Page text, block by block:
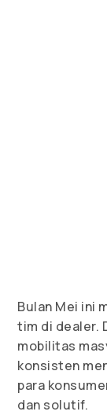
Bulan Mei ini
tim di dealer.
mobilitas
konsisten
para
dan solutif.